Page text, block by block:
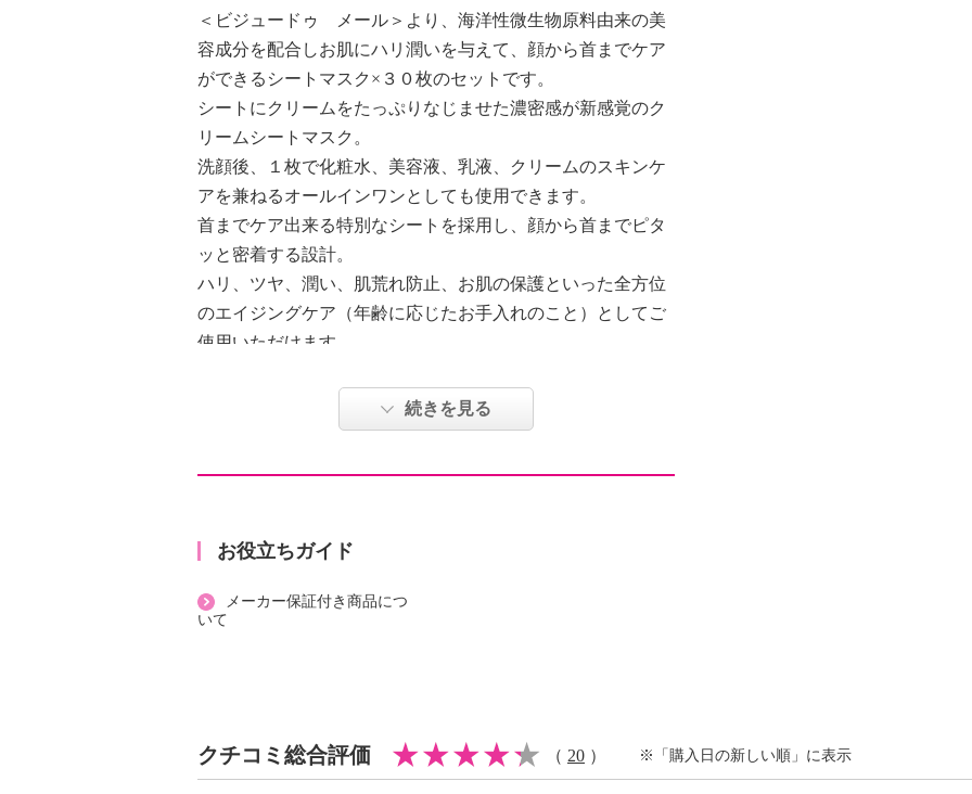
＜ビジュードゥ メール＞より、海洋性微生物原料由来の美
容成分を配合しお肌にハリ潤いを与えて、顔から首までケア
ができるシートマスク×３０枚のセットです。
シートにクリームをたっぷりなじませた濃密感が新感覚のク
リームシートマスク。
洗顔後、１枚で化粧水、美容液、乳液、クリームのスキンケ
アを兼ねるオールインワンとしても使用できます。
首までケア出来る特別なシートを採用し、顔から首までピタ
ッと密着する設計。
ハリ、ツヤ、潤い、肌荒れ防止、お肌の保護といった全方位
のエイジングケア（年齢に応じたお手入れのこと）としてご
使用いただけます。
リエント成分のラウロイルグルタミン酸ジ（フィトステリル
／オクチルドデシル）、潤い成分シロキクラゲ多糖体、ハリ
【原産国（地）】
続きを見る
お役立ちガイド
メーカー保証付き商品につ
いて
クチコミ総合評価 （ 20 ） ※「購入日の新しい順」に表示